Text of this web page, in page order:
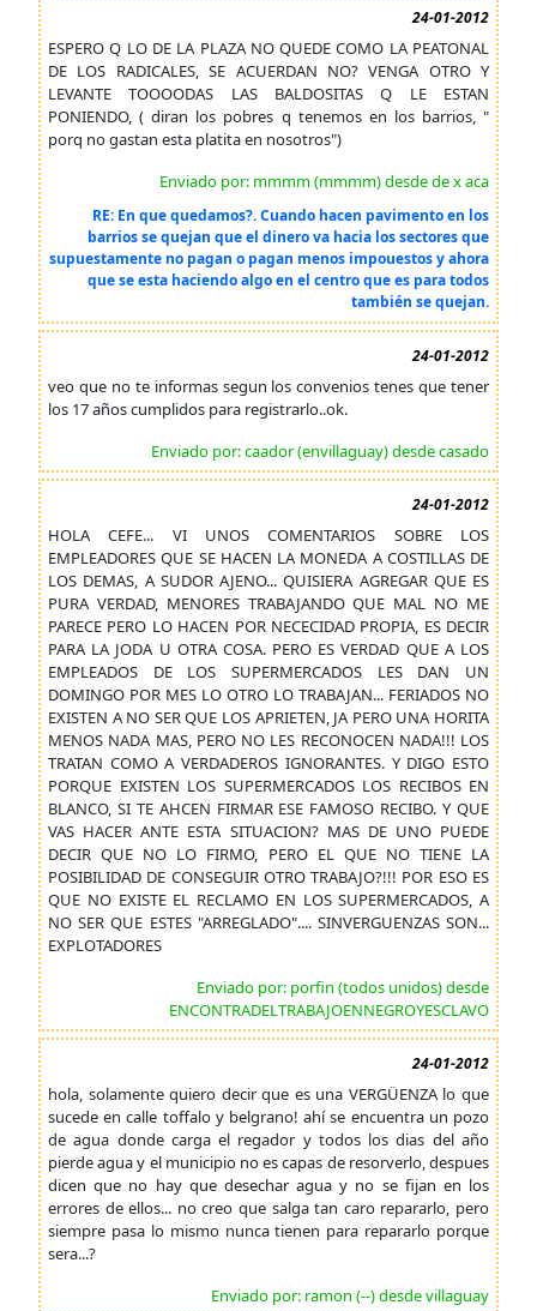
24-01-2012
ESPERO Q LO DE LA PLAZA NO QUEDE COMO LA PEATONAL
DE LOS RADICALES, SE ACUERDAN NO? VENGA OTRO Y
LEVANTE TOOOODAS LAS BALDOSITAS Q LE ESTAN
PONIENDO, ( diran los pobres q tenemos en los barrios, "
porq no gastan esta platita en nosotros")
Enviado por: mmmm (mmmm) desde de x aca
RE: En que quedamos?. Cuando hacen pavimento en los
barrios se quejan que el dinero va hacia los sectores que
supuestamente no pagan o pagan menos impouestos y ahora
que se esta haciendo algo en el centro que es para todos
también se quejan.
24-01-2012
veo que no te informas segun los convenios tenes que tener
los 17 años cumplidos para registrarlo..ok.
Enviado por: caador (envillaguay) desde casado
24-01-2012
HOLA CEFE... VI UNOS COMENTARIOS SOBRE LOS
EMPLEADORES QUE SE HACEN LA MONEDA A COSTILLAS DE
LOS DEMAS, A SUDOR AJENO... QUISIERA AGREGAR QUE ES
PURA VERDAD, MENORES TRABAJANDO QUE MAL NO ME
PARECE PERO LO HACEN POR NECECIDAD PROPIA, ES DECIR
PARA LA JODA U OTRA COSA. PERO ES VERDAD QUE A LOS
EMPLEADOS DE LOS SUPERMERCADOS LES DAN UN
DOMINGO POR MES LO OTRO LO TRABAJAN... FERIADOS NO
EXISTEN A NO SER QUE LOS APRIETEN, JA PERO UNA HORITA
MENOS NADA MAS, PERO NO LES RECONOCEN NADA!!! LOS
TRATAN COMO A VERDADEROS IGNORANTES. Y DIGO ESTO
PORQUE EXISTEN LOS SUPERMERCADOS LOS RECIBOS EN
BLANCO, SI TE AHCEN FIRMAR ESE FAMOSO RECIBO. Y QUE
VAS HACER ANTE ESTA SITUACION? MAS DE UNO PUEDE
DECIR QUE NO LO FIRMO, PERO EL QUE NO TIENE LA
POSIBILIDAD DE CONSEGUIR OTRO TRABAJO?!!! POR ESO ES
QUE NO EXISTE EL RECLAMO EN LOS SUPERMERCADOS, A
NO SER QUE ESTES "ARREGLADO".... SINVERGUENZAS SON...
EXPLOTADORES
Enviado por: porfin (todos unidos) desde
ENCONTRADELTRABAJOENNEGROYESCLAVO
24-01-2012
hola, solamente quiero decir que es una VERGÜENZA lo que
sucede en calle toffalo y belgrano! ahí se encuentra un pozo
de agua donde carga el regador y todos los dias del año
pierde agua y el municipio no es capas de resorverlo, despues
dicen que no hay que desechar agua y no se fijan en los
errores de ellos... no creo que salga tan caro repararlo, pero
siempre pasa lo mismo nunca tienen para repararlo porque
sera...?
Enviado por: ramon (--) desde villaguay